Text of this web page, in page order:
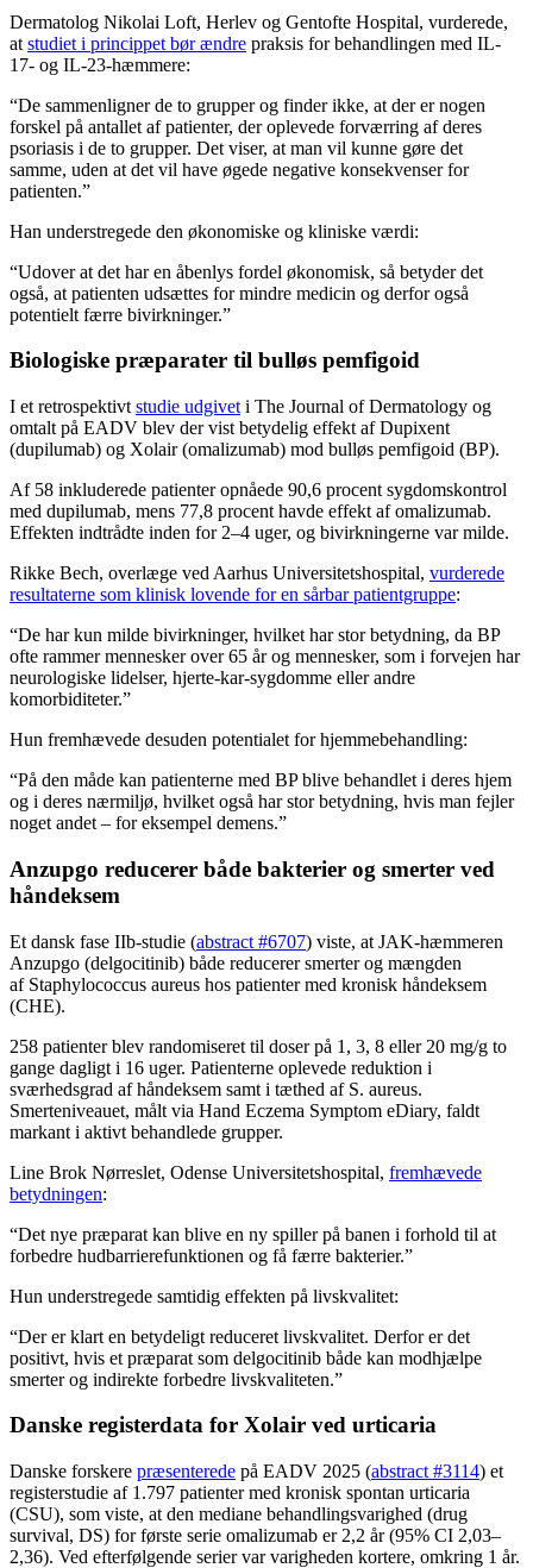
Dermatolog Nikolai Loft, Herlev og Gentofte Hospital, vurderede,
at studiet i princippet bør ændre praksis for behandlingen med IL-
17- og IL-23-hæmmere:
“De sammenligner de to grupper og finder ikke, at der er nogen
forskel på antallet af patienter, der oplevede forværring af deres
psoriasis i de to grupper. Det viser, at man vil kunne gøre det
samme, uden at det vil have øgede negative konsekvenser for
patienten.”
Han understregede den økonomiske og kliniske værdi:
“Udover at det har en åbenlys fordel økonomisk, så betyder det
også, at patienten udsættes for mindre medicin og derfor også
potentielt færre bivirkninger.”
Biologiske præparater til bulløs pemfigoid
I et retrospektivt studie udgivet i The Journal of Dermatology og
omtalt på EADV blev der vist betydelig effekt af Dupixent
(dupilumab) og Xolair (omalizumab) mod bulløs pemfigoid (BP).
Af 58 inkluderede patienter opnåede 90,6 procent sygdomskontrol
med dupilumab, mens 77,8 procent havde effekt af omalizumab.
Effekten indtrådte inden for 2–4 uger, og bivirkningerne var milde.
Rikke Bech, overlæge ved Aarhus Universitetshospital, vurderede
resultaterne som klinisk lovende for en sårbar patientgruppe:
“De har kun milde bivirkninger, hvilket har stor betydning, da BP
ofte rammer mennesker over 65 år og mennesker, som i forvejen har
neurologiske lidelser, hjerte-kar-sygdomme eller andre
komorbiditeter.”
Hun fremhævede desuden potentialet for hjemmebehandling:
“På den måde kan patienterne med BP blive behandlet i deres hjem
og i deres nærmiljø, hvilket også har stor betydning, hvis man fejler
noget andet – for eksempel demens.”
Anzupgo reducerer både bakterier og smerter ved
håndeksem
Et dansk fase IIb-studie (abstract #6707) viste, at JAK-hæmmeren
Anzupgo (delgocitinib) både reducerer smerter og mængden
af Staphylococcus aureus hos patienter med kronisk håndeksem
(CHE).
258 patienter blev randomiseret til doser på 1, 3, 8 eller 20 mg/g to
gange dagligt i 16 uger. Patienterne oplevede reduktion i
sværhedsgrad af håndeksem samt i tæthed af S. aureus.
Smerteniveauet, målt via Hand Eczema Symptom eDiary, faldt
markant i aktivt behandlede grupper.
Line Brok Nørreslet, Odense Universitetshospital, fremhævede
betydningen:
“Det nye præparat kan blive en ny spiller på banen i forhold til at
forbedre hudbarrierefunktionen og få færre bakterier.”
Hun understregede samtidig effekten på livskvalitet:
“Der er klart en betydeligt reduceret livskvalitet. Derfor er det
positivt, hvis et præparat som delgocitinib både kan modhjælpe
smerter og indirekte forbedre livskvaliteten.”
Danske registerdata for Xolair ved urticaria
Danske forskere præsenterede på EADV 2025 (abstract #3114) et
registerstudie af 1.797 patienter med kronisk spontan urticaria
(CSU), som viste, at den mediane behandlingsvarighed (drug
survival, DS) for første serie omalizumab er 2,2 år (95% CI 2,03–
2,36). Ved efterfølgende serier var varigheden kortere, omkring 1 år.